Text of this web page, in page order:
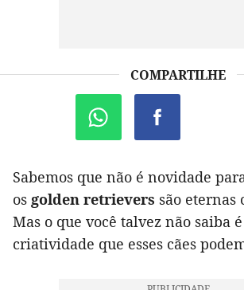
COMPARTILHE
Sabemos que não é novidade
os golden retrievers são eternas
Mas o que você talvez não saiba
criatividade que esses cães